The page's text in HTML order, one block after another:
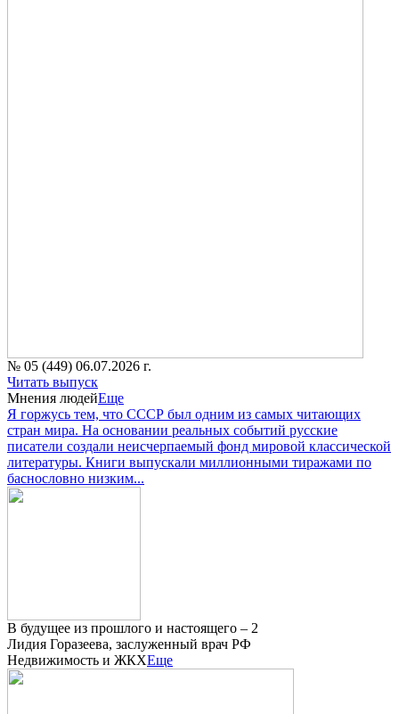
№ 05 (449) 06.07.2026 г.
Читать выпуск
Мнения людейЕще
Я горжусь тем, что СССР был одним из самых читающих
стран мира. На основании реальных событий русские
писатели создали неисчерпаемый фонд мировой классической
литературы. Книги выпускали миллионными тиражами по
баснословно низким...
В будущее из прошлого и настоящего – 2
Лидия Горазеева, заслуженный врач РФ
Недвижимость и ЖКХЕще